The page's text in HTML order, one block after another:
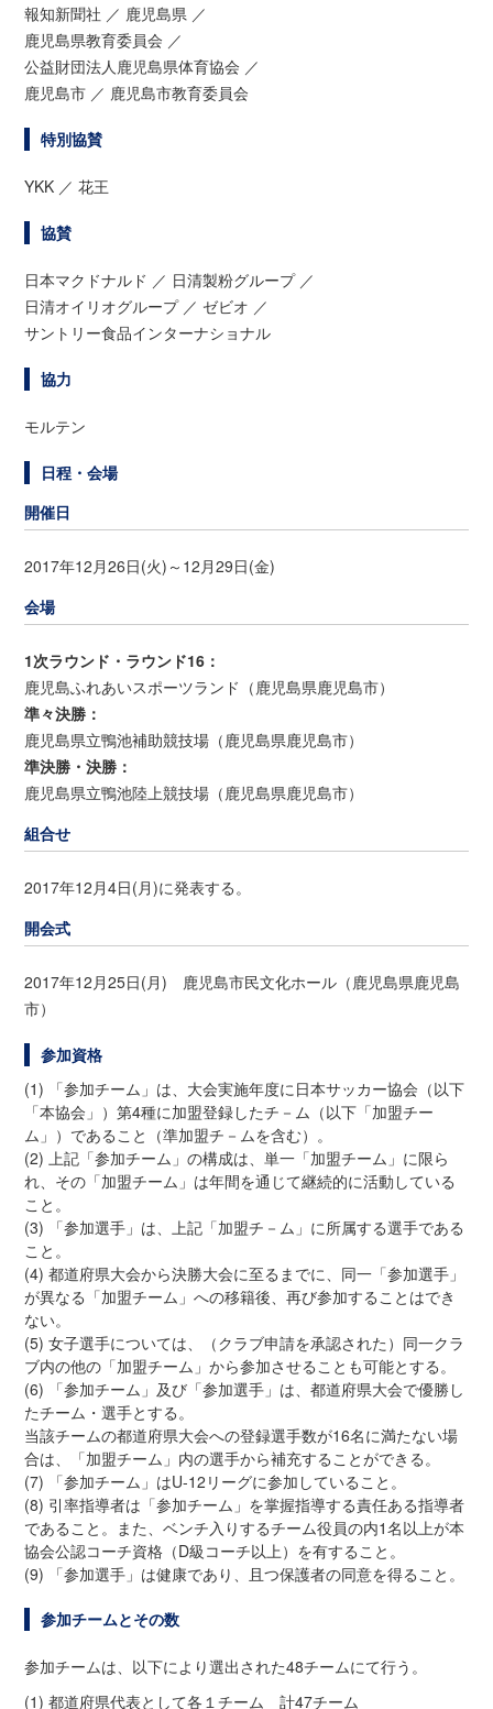
報知新聞社 ／ 鹿児島県 ／
鹿児島県教育委員会 ／
公益財団法人鹿児島県体育協会 ／
鹿児島市 ／ 鹿児島市教育委員会
特別協賛
YKK ／ 花王
協賛
日本マクドナルド ／ 日清製粉グループ ／
日清オイリオグループ ／ ゼビオ ／
サントリー食品インターナショナル
協力
モルテン
日程・会場
開催日
2017年12月26日(火)～12月29日(金)
会場
1次ラウンド・ラウンド16：
鹿児島ふれあいスポーツランド（鹿児島県鹿児島市）
準々決勝：
鹿児島県立鴨池補助競技場（鹿児島県鹿児島市）
準決勝・決勝：
鹿児島県立鴨池陸上競技場（鹿児島県鹿児島市）
組合せ
2017年12月4日(月)に発表する。
開会式
2017年12月25日(月) 鹿児島市民文化ホール（鹿児島県鹿児島
市）
参加資格
(1) 「参加チーム」は、大会実施年度に日本サッカー協会（以下
「本協会」）第4種に加盟登録したチ－ム（以下「加盟チー
ム」）であること（準加盟チ－ムを含む）。
(2) 上記「参加チーム」の構成は、単一「加盟チーム」に限ら
れ、その「加盟チーム」は年間を通じて継続的に活動している
こと。
(3) 「参加選手」は、上記「加盟チ－ム」に所属する選手である
こと。
(4) 都道府県大会から決勝大会に至るまでに、同一「参加選手」
が異なる「加盟チーム」への移籍後、再び参加することはでき
ない。
(5) 女子選手については、（クラブ申請を承認された）同一クラ
ブ内の他の「加盟チーム」から参加させることも可能とする。
(6) 「参加チーム」及び「参加選手」は、都道府県大会で優勝し
たチーム・選手とする。
当該チームの都道府県大会への登録選手数が16名に満たない場
合は、「加盟チーム」内の選手から補充することができる。
(7) 「参加チーム」はU-12リーグに参加していること。
(8) 引率指導者は「参加チーム」を掌握指導する責任ある指導者
であること。また、ベンチ入りするチーム役員の内1名以上が本
協会公認コーチ資格（D級コーチ以上）を有すること。
(9) 「参加選手」は健康であり、且つ保護者の同意を得ること。
参加チームとその数
参加チームは、以下により選出された48チームにて行う。
(1) 都道府県代表として各１チーム 計47チーム